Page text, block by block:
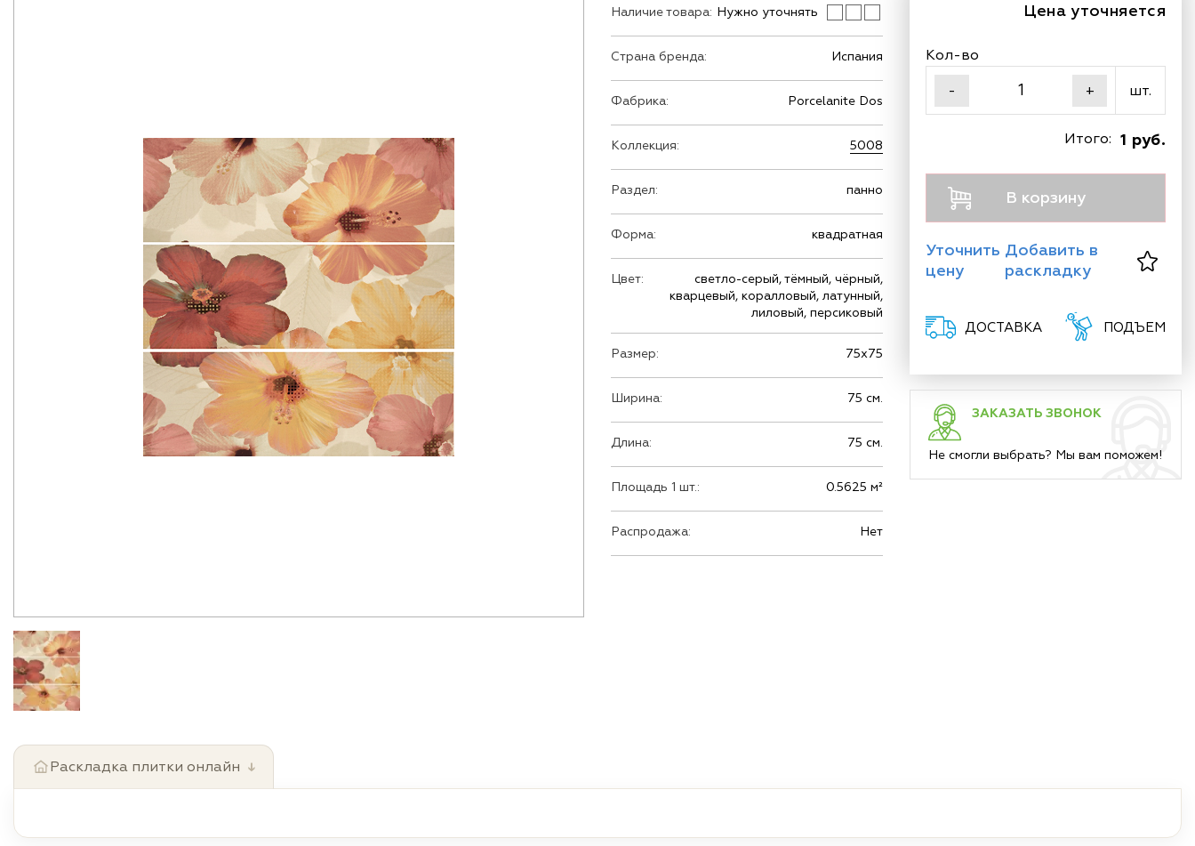
Наличие товара: Нужно уточнять
Страна бренда: Испания
Фабрика: Porcelanite Dos
Коллекция: 5008
Раздел: панно
Форма: квадратная
Цвет:
светло-серый, тёмный, чёрный,
кварцевый, коралловый, латунный,
лиловый, персиковый
Размер: 75х75
Ширина: 75 см.
Длина: 75 см.
Площадь 1 шт.: 0.5625 м²
Распродажа: Нет
Цена уточняется
Кол-во
-
+ шт.
1 руб.
Итого:
В корзину
Уточнить
цену
Добавить в
раскладку
ДОСТАВКА ПОДЪЕМ
ЗАКАЗАТЬ ЗВОНОК
Не смогли выбрать? Мы вам поможем!
Раскладка плитки онлайн ↓